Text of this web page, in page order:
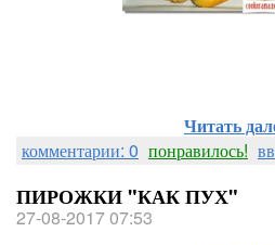
Читать
комментарии: 0 понравилось!
ПИРОЖКИ "КАК ПУХ"
27-08-2017 07:53